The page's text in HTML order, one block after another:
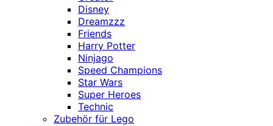
Disney
Dreamzzz
Friends
Harry Potter
Ninjago
Speed Champions
Star Wars
Super Heroes
Technic
Zubehör für Lego